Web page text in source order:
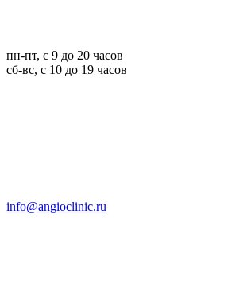
пн-пт, с 9 до 20 часов
сб-вс, с 10 до 19 часов
info@angioclinic.ru